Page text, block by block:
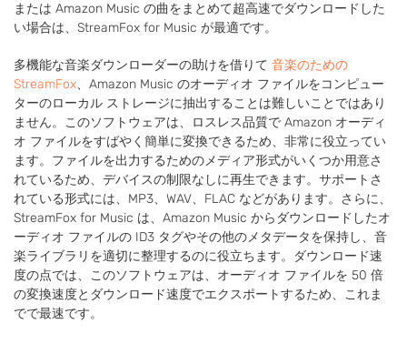
または Amazon Music の曲をまとめて超高速でダウンロードした
い場合は、StreamFox for Music が最適です。
多機能な音楽ダウンローダーの助けを借りて 音楽のための
StreamFox、Amazon Music のオーディオ ファイルをコンピュー
ターのローカル ストレージに抽出することは難しいことではあり
ません。このソフトウェアは、ロスレス品質で Amazon オーディ
オ ファイルをすばやく簡単に変換できるため、非常に役立ってい
ます。ファイルを出力するためのメディア形式がいくつか用意さ
れているため、デバイスの制限なしに再生できます。サポートさ
れている形式には、MP3、WAV、FLAC などがあります。さらに、
StreamFox for Music は、Amazon Music からダウンロードしたオ
ーディオ ファイルの ID3 タグやその他のメタデータを保持し、音
楽ライブラリを適切に整理するのに役立ちます。ダウンロード速
度の点では、このソフトウェアは、オーディオ ファイルを 50 倍
の変換速度とダウンロード速度でエクスポートするため、これま
でで最速です。